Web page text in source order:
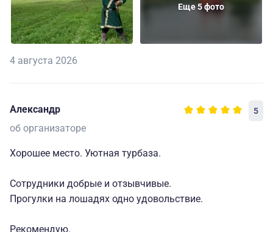
Еще 5 фото
4 августа 2026
Александр 5
об организаторе
Хорошее место. Уютная турбаза.
Сотрудники добрые и отзывчивые.
Прогулки на лошадях одно удовольствие.
Рекомендую.